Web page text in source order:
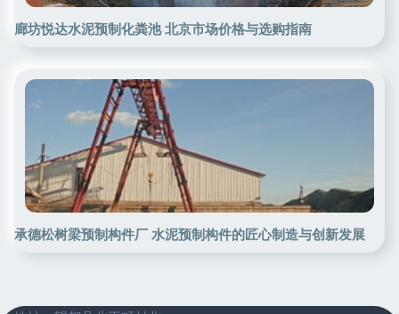
廊坊悦达水泥预制化粪池 北京市场价格与选购指南
承德松树梁预制构件厂 水泥预制构件的匠心制造与创新发展